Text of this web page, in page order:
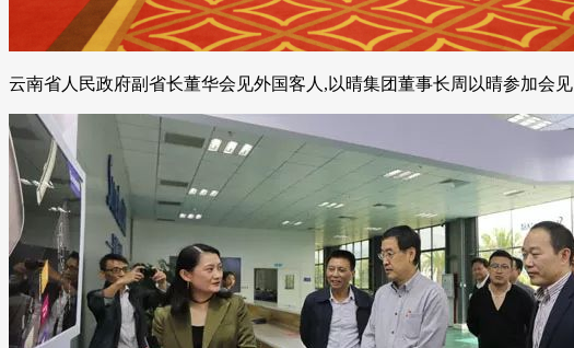
云南省人民政府副省长董华会见外国客人,以晴集团董事长周以晴参加会见